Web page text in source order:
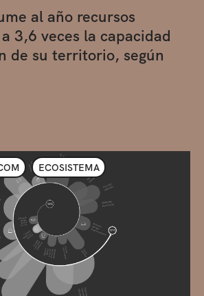
al año recursos
3,6 veces la capacidad
de su territorio, según
ECOSISTEMA